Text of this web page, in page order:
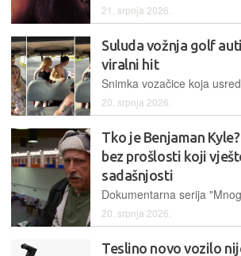
21. srpnja 2026.
Suluda vožnja golf
viralni hit
20. srpnja 2026.
Tko je Benjaman
bez prošlosti koji
sadašnjosti
20. srpnja 2026.
Teslino novo vozilo